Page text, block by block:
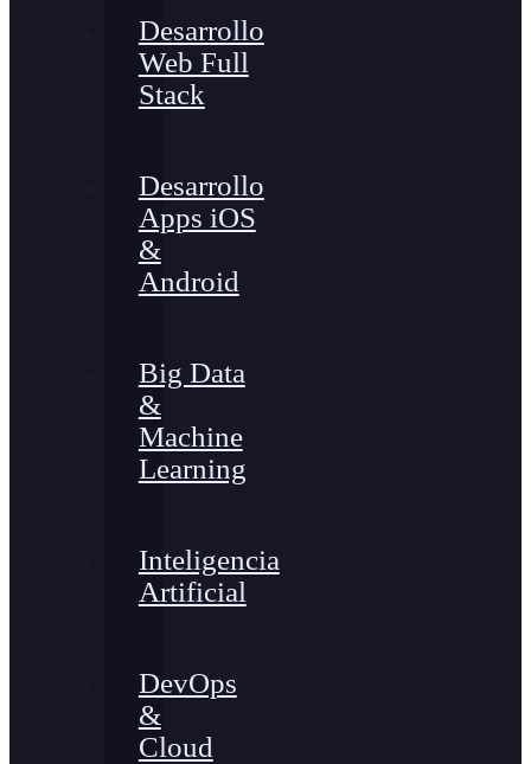
Desarrollo
Web Full
Stack
Desarrollo
Apps iOS
&
Android
Big Data
&
Machine
Learning
Inteligencia
Artificial
DevOps
&
Cloud